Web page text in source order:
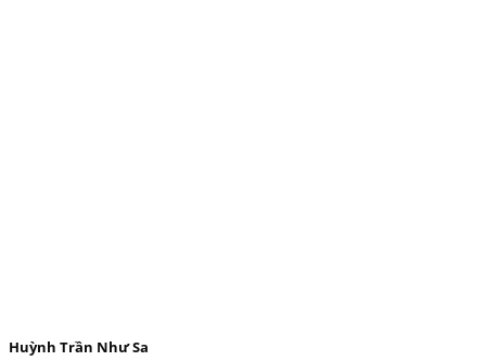
Huỳnh Trần Như Sa